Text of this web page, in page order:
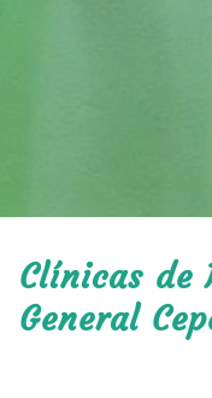
Clínicas de
General